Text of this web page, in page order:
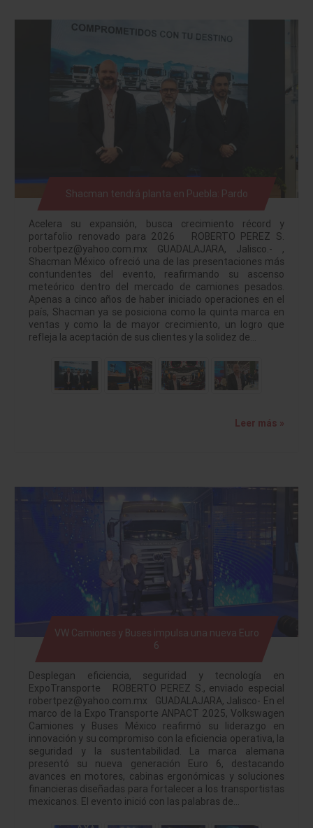
Shacman tendrá planta en Puebla: Pardo
Acelera su expansión, busca crecimiento récord y
portafolio renovado para 2026 ROBERTO PEREZ S.
robertpez@yahoo.com.mx GUADALAJARA, Jalisco.- ,
Shacman México ofreció una de las presentaciones más
contundentes del evento, reafirmando su ascenso
meteórico dentro del mercado de camiones pesados.
Apenas a cinco años de haber iniciado operaciones en el
país, Shacman ya se posiciona como la quinta marca en
ventas y como la de mayor crecimiento, un logro que
refleja la aceptación de sus clientes y la solidez de…
Leer más »
VW Camiones y Buses impulsa una nueva Euro
6
Desplegan eficiencia, seguridad y tecnología en
ExpoTransporte ROBERTO PEREZ S., enviado especial
robertpez@yahoo.com.mx GUADALAJARA, Jalisco- En el
marco de la Expo Transporte ANPACT 2025, Volkswagen
Camiones y Buses México reafirmó su liderazgo en
innovación y su compromiso con la eficiencia operativa, la
seguridad y la sustentabilidad. La marca alemana
presentó su nueva generación Euro 6, destacando
avances en motores, cabinas ergonómicas y soluciones
financieras diseñadas para fortalecer a los transportistas
mexicanos. El evento inició con las palabras de…